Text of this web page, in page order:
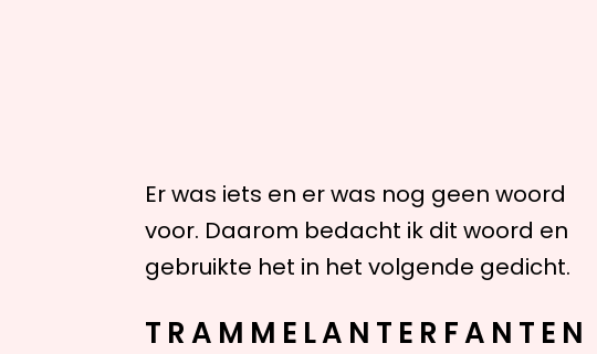
Er was iets en er was nog geen woord
voor. Daarom bedacht ik dit woord en
gebruikte het in het volgende gedicht.
TRAMMELANTERFANTEN